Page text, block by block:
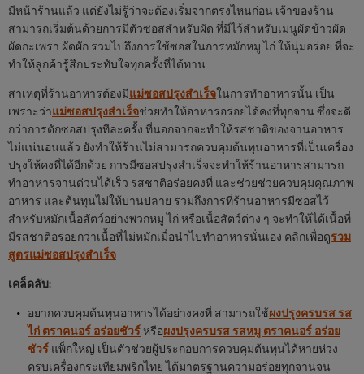
มีหน้าร้านแล้ว แต่ยังไม่รู้ว่าจะต้องเริ่มจากตรงไหนก่อน เจ้าของร้าน
สามารถเริ่มต้นด้วยการมีตัวซอสสำหรับผัด ที่มีไว้สำหรับเมนูผัดข้าวผัด
ผัดกะเพรา ผัดผัก รวมไปถึงการใช้ซอสในการหมักหมู ไก่ ให้นุ่มอร่อย ที่จะ
ทำให้ลูกค้ารู้สึกประทับใจทุกครั้งที่ได้ทาน
สาเหตุที่ร้านอาหารต้องมีแม่ซอสปรุงสำเร็จในการทำอาหารนั้น เป็น
เพราะว่าแม่ซอสปรุงสำเร็จช่วยทำให้อาหารอร่อยได้คงที่ทุกจาน ซึ่งจะดี
กว่าการตักซอสปรุงทีละครั้ง ที่นอกจากจะทำให้รสชาติของจานอาหาร
ไม่แน่นอนแล้ว ยังทำให้ร้านไม่สามารถควบคุมต้นทุนอาหารที่เป็นเครื่อง
ปรุงให้คงที่ได้อีกด้วย การมีซอสปรุงสำเร็จจะทำให้ร้านอาหารสามารถ
ทำอาหารจานด่วนได้เร็ว รสชาติอร่อยคงที่ และช่วยช่วยควบคุมคุณภาพ
อาหาร และต้นทุนไม่ให้บานปลาย รวมถึงการที่ร้านอาหารมีซอสไว้
สำหรับหมักเนื้อสัตว์อย่างพวกหมู ไก่ หรือเนื้อสัตว์ต่าง ๆ จะทำให้ได้เนื้อที่
มีรสชาติอร่อยกว่าเนื้อที่ไม่หมักเมื่อนำไปทำอาหารนั่นเอง คลิกเพื่อดูรวม
สูตรแม่ซอสปรุงสำเร็จ
เคล็ดลับ:
อยากควบคุมต้นทุนอาหารได้อย่างคงที่ สามารถใช้ผงปรุงครบรส รส
ไก่ ตราคนอร์ อร่อยชัวร์หรือผงปรุงครบรส รสหมู ตราคนอร์ อร่อย
ชัวร์ แพ็กใหญ่ เป็นตัวช่วยผู้ประกอบการควบคุมต้นทุนได้หายห่วง
ครบเครื่องกระเทียมพริกไทย ได้มาตรฐานความอร่อยทุกจานจน